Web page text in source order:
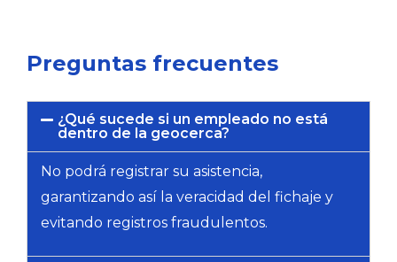
Preguntas frecuentes
¿Qué sucede si un empleado no está
dentro de la geocerca?
No podrá registrar su asistencia,
garantizando así la veracidad del fichaje y
evitando registros fraudulentos.